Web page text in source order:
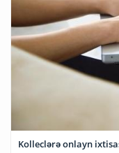
Kolleclərə onlayn